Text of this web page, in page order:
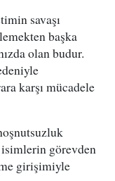
savaşı
başka
olan budur.
karşı mücadele
görevden
girişimiyle